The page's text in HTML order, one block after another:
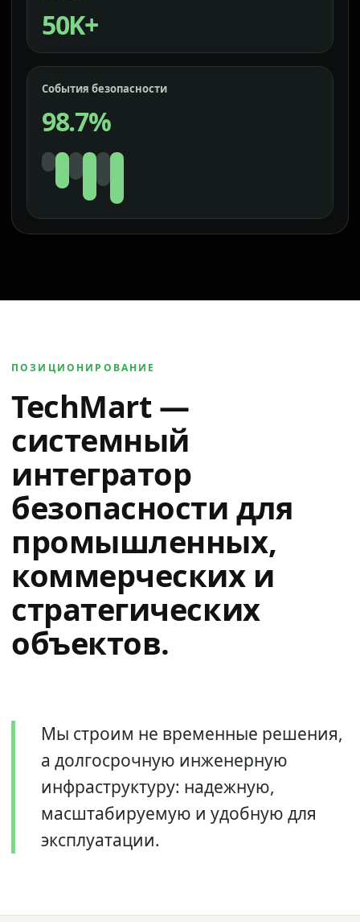
50K+
События безопасности
98.7%
ПОЗИЦИОНИРОВАНИЕ
TechMart —
системный
интегратор
безопасности для
промышленных,
коммерческих и
стратегических
объектов.
Мы строим не временные решения,
а долгосрочную инженерную
инфраструктуру: надежную,
масштабируемую и удобную для
эксплуатации.